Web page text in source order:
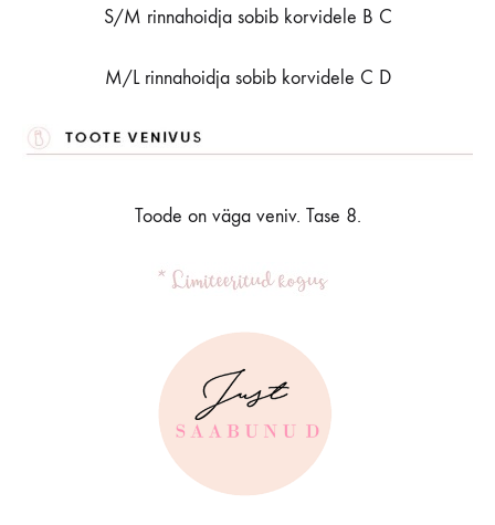
S/M rinnahoidja sobib korvidele B C
M/L rinnahoidja sobib korvidele C D
Toode on väga veniv. Tase 8.